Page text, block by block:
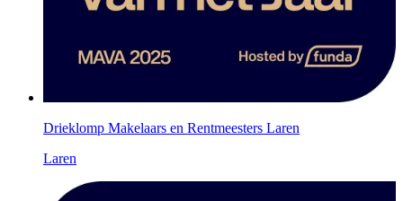
Drieklomp Makelaars en Rentmeesters Laren
Laren